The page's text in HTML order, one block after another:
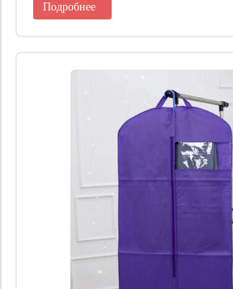
Подробнее